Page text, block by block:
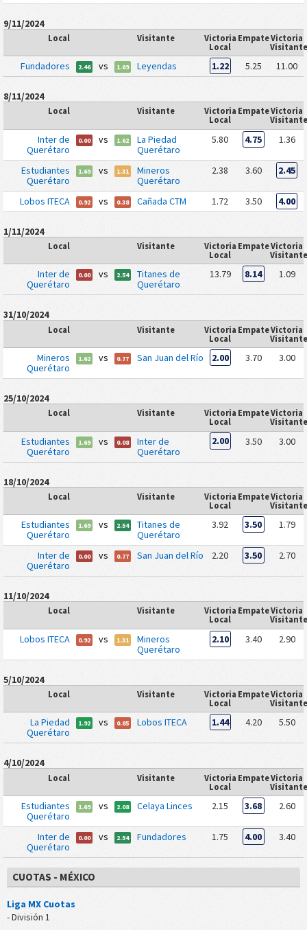
9/11/2024
Local Visitante
Victoria
Local
EmpateVictoria
Fundadores 2.46 vs 1.69 Leyendas 1.22 5.25 11.00
8/11/2024
Local Visitante
Victoria
Local
EmpateVictoria
Inter de
Querétaro
0.00 vs 1.62
La Piedad
Querétaro
5.80 4.75 1.36
Estudiantes
Querétaro
1.69 vs 1.31
Mineros
Querétaro
2.38 3.60 2.45
Lobos ITECA 0.92 vs 0.38 Cañada CTM 1.72 3.50 4.00
1/11/2024
Local Visitante
Victoria
Local
EmpateVictoria
Inter de
Querétaro
0.00 vs 2.54
Titanes de
Querétaro
13.79 8.14 1.09
31/10/2024
Local Visitante
Victoria
Local
EmpateVictoria
Mineros
Querétaro
1.62 vs 0.77 San Juan del Río 2.00 3.70 3.00
25/10/2024
Local Visitante
Victoria
Local
EmpateVictoria
Estudiantes
Querétaro
1.69 vs 0.08
Inter de
Querétaro
2.00 3.50 3.00
18/10/2024
Local Visitante
Victoria
Local
EmpateVictoria
Estudiantes
Querétaro
1.69 vs 2.54
Titanes de
Querétaro
3.92 3.50 1.79
Inter de
Querétaro
0.00 vs 0.77 San Juan del Río 2.20 3.50 2.70
11/10/2024
Local Visitante
Victoria
Local
EmpateVictoria
Lobos ITECA 0.92 vs 1.31
Mineros
Querétaro
2.10 3.40 2.90
5/10/2024
Local Visitante
Victoria
Local
EmpateVictoria
La Piedad
Querétaro
1.92 vs 0.85 Lobos ITECA 1.44 4.20 5.50
4/10/2024
Local Visitante
Victoria
Local
EmpateVictoria
Estudiantes
Querétaro
1.69 vs 2.08 Celaya Linces 2.15 3.68 2.60
Inter de
Querétaro
0.00 vs 2.54 Fundadores 1.75 4.00 3.40
CUOTAS - MÉXICO
Liga MX Cuotas
- División 1